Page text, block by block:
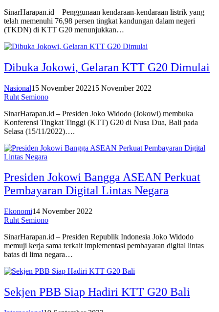
SinarHarapan.id – Penggunaan kendaraan-kendaraan listrik yang
telah memenuhi 76,98 persen tingkat kandungan dalam negeri
(TKDN) di KTT G20 menunjukkan…
Dibuka Jokowi, Gelaran KTT G20 Dimulai
Nasional15 November 202215 November 2022
Ruht Semiono
SinarHarapan.id – Presiden Joko Widodo (Jokowi) membuka
Konferensi Tingkat Tinggi (KTT) G20 di Nusa Dua, Bali pada
Selasa (15/11/2022)….
Presiden Jokowi Bangga ASEAN Perkuat
Pembayaran Digital Lintas Negara
Ekonomi14 November 2022
Ruht Semiono
SinarHarapan.id – Presiden Republik Indonesia Joko Widodo
memuji kerja sama terkait implementasi pembayaran digital lintas
batas di lima negara…
Sekjen PBB Siap Hadiri KTT G20 Bali